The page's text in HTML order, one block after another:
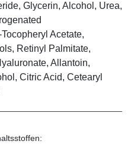
Glycerin, Alcohol, Urea,
Acetate,
Retinyl Palmitate,
Allantoin,
Citric Acid, Cetearyl